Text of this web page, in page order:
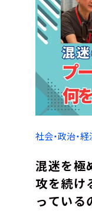
社会・政治・
混迷を極
攻を続け
っている